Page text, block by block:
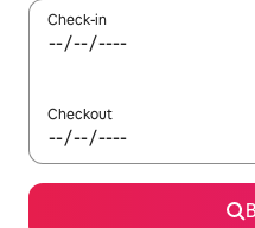
Check-in
Checkout